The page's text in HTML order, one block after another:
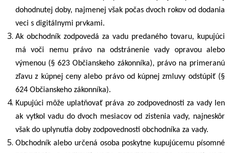
dohodnutej doby, najmenej však počas dvoch rokov od dodania
veci s digitálnymi prvkami.
Ak obchodník zodpovedá za vadu predaného tovaru, kupujúci
má voči nemu právo na odstránenie vady opravou alebo
výmenou (§ 623 Občianskeho zákonníka), právo na primeranú
zľavu z kúpnej ceny alebo právo od kúpnej zmluvy odstúpiť (§
624 Občianskeho zákonníka).
Kupujúci môže uplatňovať práva zo zodpovednosti za vady len
ak vytkol vadu do dvoch mesiacov od zistenia vady, najneskôr
však do uplynutia doby zodpovednosti obchodníka za vady.
Obchodník alebo určená osoba poskytne kupujúcemu písomné